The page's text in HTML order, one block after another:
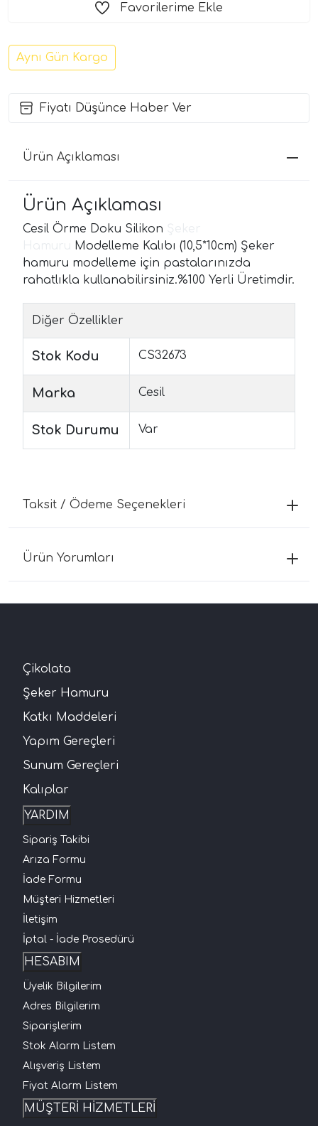
Favorilerime Ekle
Aynı Gün Kargo
Fiyatı Düşünce Haber Ver
Ürün Açıklaması
Ürün Açıklaması
Cesil Örme Doku Silikon
Modelleme Kalıbı (10,5*10cm) Şeker
hamuru modelleme için pastalarınızda
rahatlıkla kullanabilirsiniz.%100 Yerli Üretimdir.
Diğer Özellikler
Stok Kodu CS32673
Marka Cesil
Stok Durumu Var
Taksit / Ödeme Seçenekleri
Ürün Yorumları
Çikolata
Şeker Hamuru
Katkı Maddeleri
Yapım Gereçleri
Sunum Gereçleri
Kalıplar
YARDIM
Sipariş Takibi
Arıza Formu
İade Formu
Müşteri Hizmetleri
İletişim
İptal - İade Prosedürü
HESABIM
Üyelik Bilgilerim
Adres Bilgilerim
Siparişlerim
Stok Alarm Listem
Alışveriş Listem
Fiyat Alarm Listem
MÜŞTERİ HİZMETLERİ